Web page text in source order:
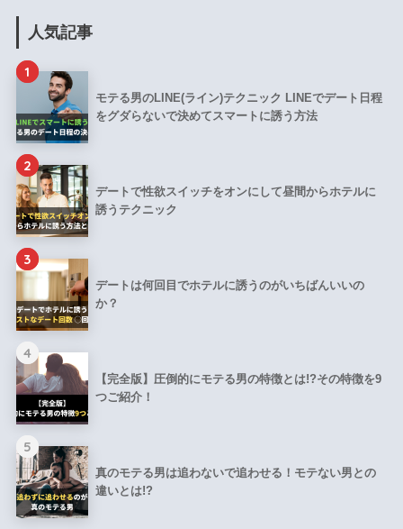
人気記事
1
モテる男のLINE(ライン)テクニック LINEでデート日程
をグダらないで決めてスマートに誘う方法
2
デートで性欲スイッチをオンにして昼間からホテルに
誘うテクニック
3
デートは何回目でホテルに誘うのがいちばんいいの
か？
4
【完全版】圧倒的にモテる男の特徴とは!?その特徴を9
つご紹介！
5
真のモテる男は追わないで追わせる！モテない男との
違いとは!?